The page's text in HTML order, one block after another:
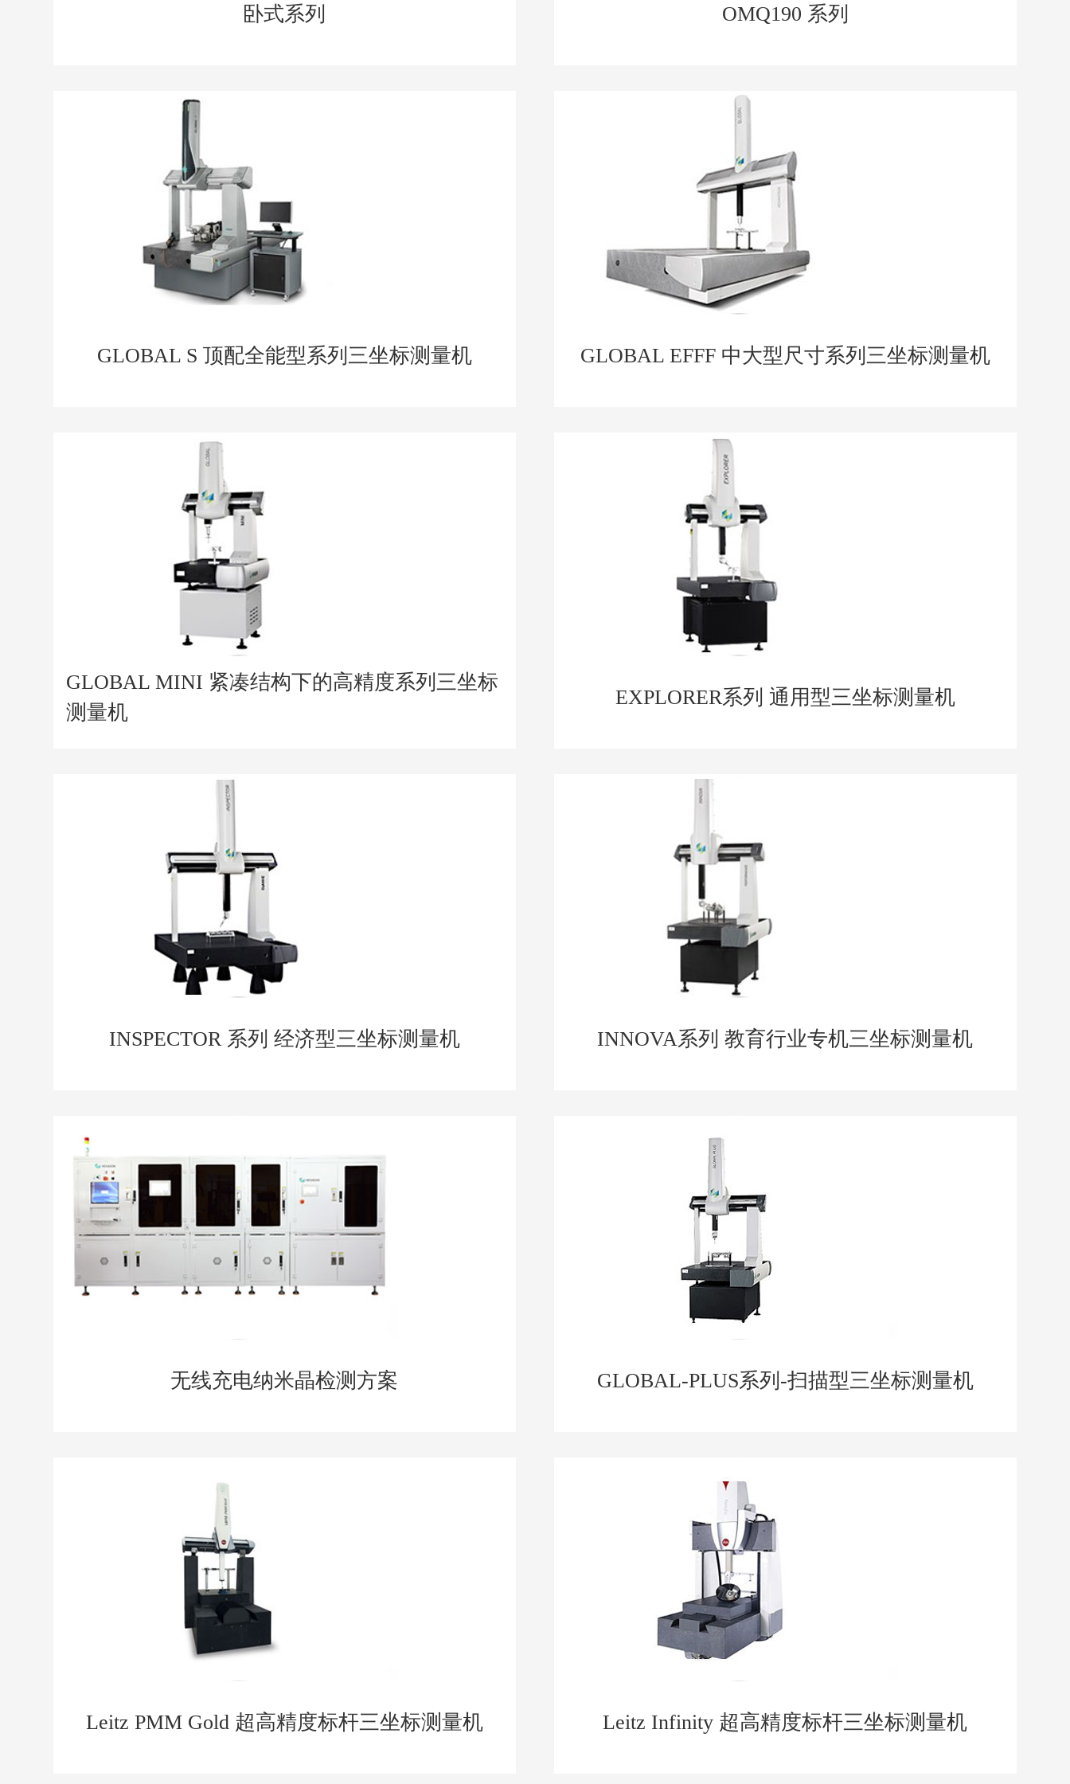
卧式系列 OMQ190 系列
GLOBAL S 顶配全能型系列三坐标测量机 GLOBAL EFFF 中大型尺寸系列三坐标测量机
GLOBAL MINI 紧凑结构下的高精度系列三坐标
测量机
EXPLORER系列 通用型三坐标测量机
INSPECTOR 系列 经济型三坐标测量机 INNOVA系列 教育行业专机三坐标测量机
无线充电纳米晶检测方案 GLOBAL-PLUS系列-扫描型三坐标测量机
Leitz PMM Gold 超高精度标杆三坐标测量机 Leitz Infinity 超高精度标杆三坐标测量机